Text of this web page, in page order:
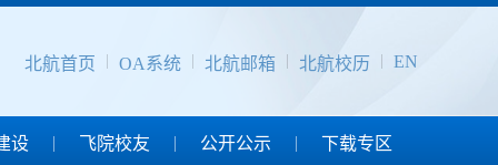
北航首页 OA系统 北航邮箱 北航校历 EN
设 飞院校友 公开公示 下载专区